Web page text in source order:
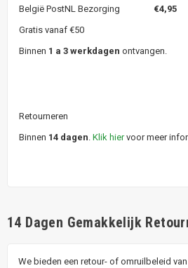
België PostNL Bezorging €4,95
Gratis vanaf €50
Binnen 1 a 3 werkdagen ontvangen.
Retourneren
Binnen 14 dagen Klik hiervoor meer
14 Dagen Gemakkelijk
We bieden een retour- of omruilbeleid